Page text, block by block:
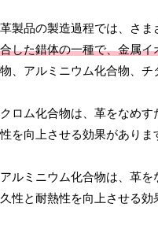
革製品の製造過程では、さま
合した錯体の一種で、金属
物、アルミニウム化合物、チ
クロム化合物は、革をなめ
性を向上させる効果がありま
アルミニウム化合物は、革
久性と耐熱性を向上させる効